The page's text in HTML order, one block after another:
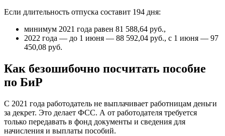
Если длительность отпуска составит 194 дня:
минимум 2021 года равен 81 588,64 руб.,
2022 года — до 1 июня — 88 592,04 руб., с 1 июня — 97
450,08 руб.
Как безошибочно посчитать пособие
по БиР
С 2021 года работодатель не выплачивает работницам деньги
за декрет. Это делает ФСС. А от работодателя требуется
только передавать в фонд документы и сведения для
начисления и выплаты пособий.